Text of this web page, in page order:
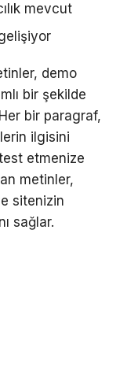
mevcut
demo
bir şekilde
bir paragraf,
ilgisini
etmenize
metinler,
sitenizin
sağlar.